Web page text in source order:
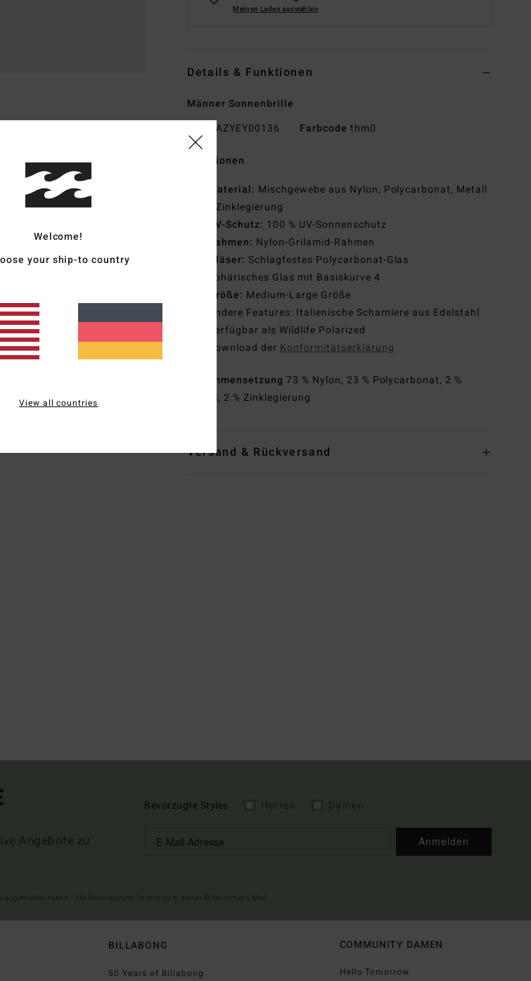
Meinen Laden auswählen
Details & Funktionen
Männer Sonnenbrille
AZYEY00136 Farbcode thm0
Funktionen
Material: Mischgewebe aus Nylon, Polycarbonat, Metall
und Zinklegierung
UV-Schutz: 100 % UV-Sonnenschutz
Rahmen: Nylon-Grilamid-Rahmen
Gläser: Schlagfestes Polycarbonat-Glas
Sphärisches Glas mit Basiskurve 4
Größe: Medium-Large Größe
Andere Features: Italienische Scharniere aus Edelstahl
Verfügbar als Wildlife Polarized
Download der Konformitätserklärung
Zusammensetzung 73 % Nylon, 23 % Polycarbonat, 2 %
Metall, 2 % Zinklegierung
Versand & Rückversand
Angebote zu
Bevorzugte Styles
Anmelden
BILLABONG
50 Years of Billabong
COMMUNITY DAMEN
Hello Tomorrow
Welcome!
your ship-to country
View all countries